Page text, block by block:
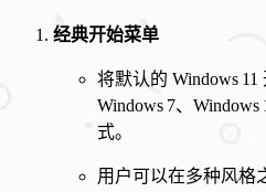
经典开始菜单
将默认的 Windows
Windows 7、
式。
用户可以在多种风格